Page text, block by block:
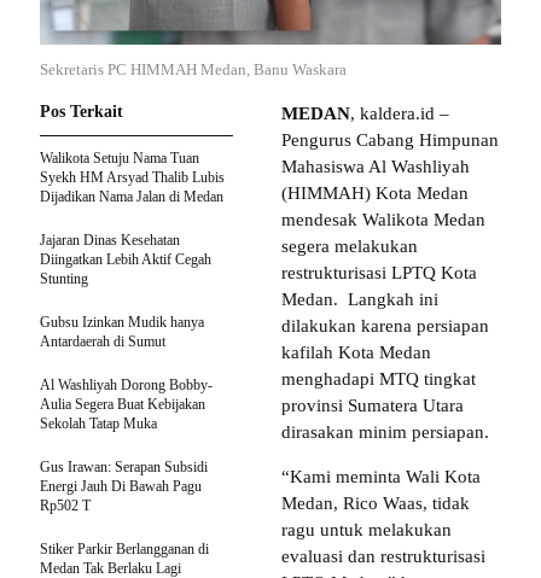
Sekretaris PC HIMMAH Medan, Banu Waskara
MEDAN, kaldera.id –
Pengurus Cabang Himpunan
Mahasiswa Al Washliyah
(HIMMAH) Kota Medan
mendesak Walikota Medan
segera melakukan
restrukturisasi LPTQ Kota
Medan. Langkah ini
dilakukan karena persiapan
kafilah Kota Medan
menghadapi MTQ tingkat
provinsi Sumatera Utara
dirasakan minim persiapan.
“Kami meminta Wali Kota
Medan, Rico Waas, tidak
ragu untuk melakukan
evaluasi dan restrukturisasi
Pos Terkait
Walikota Setuju Nama Tuan
Syekh HM Arsyad Thalib Lubis
Dijadikan Nama Jalan di Medan
Jajaran Dinas Kesehatan
Diingatkan Lebih Aktif Cegah
Stunting
Gubsu Izinkan Mudik hanya
Antardaerah di Sumut
Al Washliyah Dorong Bobby-
Aulia Segera Buat Kebijakan
Sekolah Tatap Muka
Gus Irawan: Serapan Subsidi
Energi Jauh Di Bawah Pagu
Rp502 T
Stiker Parkir Berlangganan di
Medan Tak Berlaku Lagi